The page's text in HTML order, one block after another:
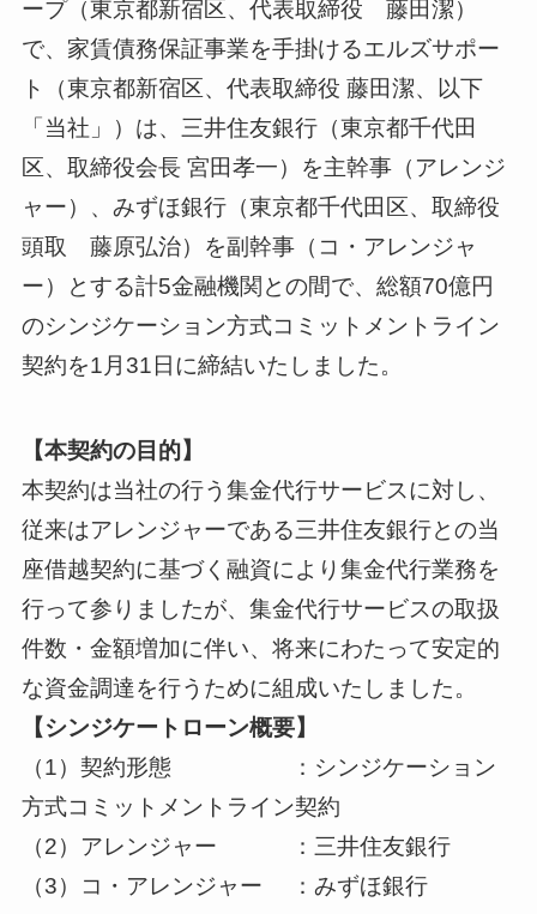
ープ（東京都新宿区、代表取締役 藤田潔）
で、家賃債務保証事業を手掛けるエルズサポー
ト（東京都新宿区、代表取締役 藤田潔、以下
「当社」）は、三井住友銀行（東京都千代田
区、取締役会長 宮田孝一）を主幹事（アレンジ
ャー）、みずほ銀行（東京都千代田区、取締役
頭取 藤原弘治）を副幹事（コ・アレンジャ
ー）とする計5金融機関との間で、総額70億円
のシンジケーション方式コミットメントライン
契約を1月31日に締結いたしました。
【本契約の目的】
本契約は当社の行う集金代行サービスに対し、
従来はアレンジャーである三井住友銀行との当
座借越契約に基づく融資により集金代行業務を
行って参りましたが、集金代行サービスの取扱
件数・金額増加に伴い、将来にわたって安定的
な資金調達を行うために組成いたしました。
【シンジケートローン概要】
（1）契約形態 ：シンジケーション
方式コミットメントライン契約
（2）アレンジャー ：三井住友銀行
（3）コ・アレンジャー ：みずほ銀行